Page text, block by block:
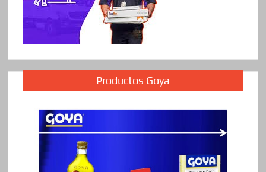
Productos Goya